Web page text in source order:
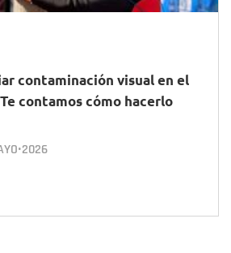
contaminación visual en el
contamos cómo hacerlo